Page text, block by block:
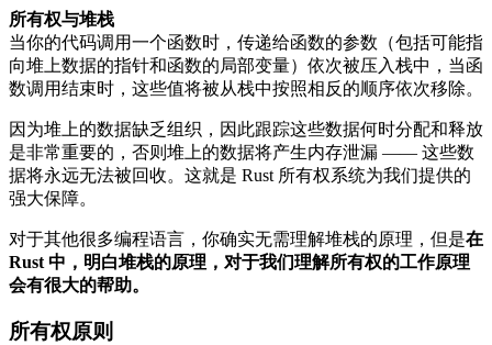
所有权与堆栈
当你的代码调用一个函数时，传递给函数的参数（包括可能指
向堆上数据的指针和函数的局部变量）依次被压入栈中，当函
数调用结束时，这些值将被从栈中按照相反的顺序依次移除。
因为堆上的数据缺乏组织，因此跟踪这些数据何时分配和释放
是非常重要的，否则堆上的数据将产生内存泄漏 —— 这些数
据将永远无法被回收。这就是 Rust 所有权系统为我们提供的
强大保障。
对于其他很多编程语言，你确实无需理解堆栈的原理，但是在
Rust 中，明白堆栈的原理，对于我们理解所有权的工作原理
会有很大的帮助。
所有权原则